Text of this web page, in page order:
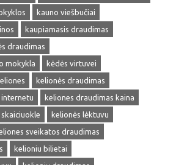
kauno viešbučiai
kaupiamasis draudimas
draudimas
mokykla
kėdės virtuvei
kelionės draudimas
internetu
keliones draudimas kaina
kelionės lėktuvu
sveikatos draudimas
kelioniu bilietai